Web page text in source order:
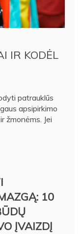
IR KODĖL
patrauklūs
apsipirkimo
žmonėms. Jei
10
ĮVAIZDĮ